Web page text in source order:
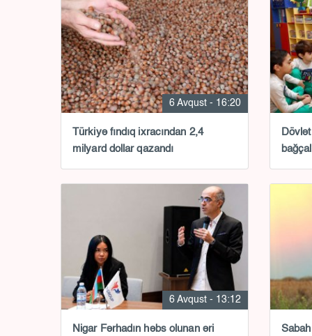
6 Avqust - 16:20
Türkiyə fındıq ixracından 2,4
milyard dollar qazandı
6 Avqust - 13:12
Nigar Fərhadın həbs olunan əri